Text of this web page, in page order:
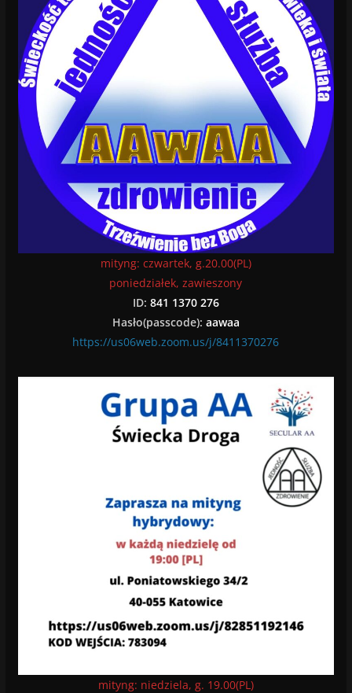
mityng: czwartek, g.20.00(PL)
poniedziałek, zawieszony
ID: 841 1370 276
Hasło(passcode): aawaa
https://us06web.zoom.us/j/8411370276
mityng: niedziela, g. 19.00(PL)